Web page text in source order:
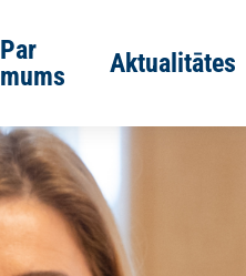
Par
mums
Aktualitātes